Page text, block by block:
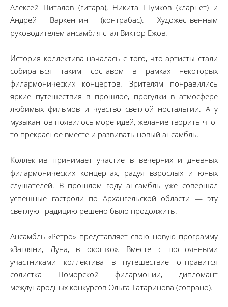
Алексей Питалов (гитара), Никита Шумков (кларнет) и
Андрей Варкентин (контрабас). Художественным
руководителем ансамбля стал Виктор Ежов.
История коллектива началась с того, что артисты стали
собираться таким составом в рамках некоторых
филармонических концертов. Зрителям понравились
яркие путешествия в прошлое, прогулки в атмосфере
любимых фильмов и чувство светлой ностальгии. А у
музыкантов появилось море идей, желание творить что-
то прекрасное вместе и развивать новый ансамбль.
Коллектив принимает участие в вечерних и дневных
филармонических концертах, радуя взрослых и юных
слушателей. В прошлом году ансамбль уже совершал
успешные гастроли по Архангельской области — эту
светлую традицию решено было продолжить.
Ансамбль «Ретро» представляет свою новую программу
«Загляни, Луна, в окошко». Вместе с постоянными
участниками коллектива в путешествие отправится
солистка Поморской филармонии, дипломант
международных конкурсов Ольга Татаринова (сопрано).